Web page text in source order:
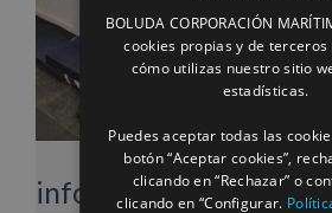
info heading
Stand de Boluda Shipping durante las
Facebook
X LinkedIn
BOLUDA CORPORACIÓN
cookies propias y de
cómo utilizas nuestro sitio
estadísticas.
Puedes aceptar todas las
botón “Aceptar cookies”,
clicando en “Rechazar” o
clicando en “Configurar.